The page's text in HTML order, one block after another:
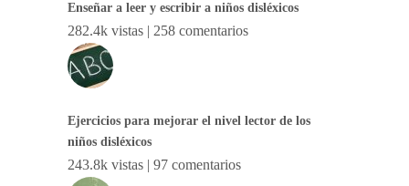
Enseñar a leer y escribir a niños disléxicos
282.4k vistas | 258 comentarios
Ejercicios para mejorar el nivel lector de los
niños disléxicos
243.8k vistas | 97 comentarios